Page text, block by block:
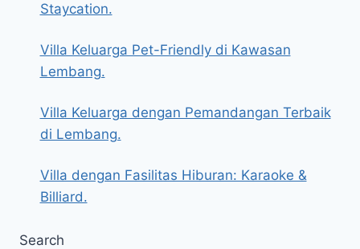
Staycation.
Villa Keluarga Pet-Friendly di Kawasan
Lembang.
Villa Keluarga dengan Pemandangan Terbaik
di Lembang.
Villa dengan Fasilitas Hiburan: Karaoke &
Billiard.
Search